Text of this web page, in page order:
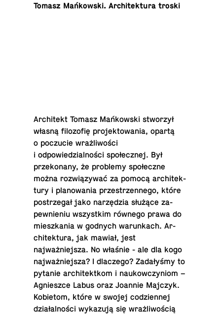
Tomasz Mańkowski. Ar­chitek­tura troski
Ar­chitekt Tomasz Mańkowski stworzył
własną filo­zofię pro­jek­towa­nia, opartą
o poczu­cie wrażliwości
i odpowiedzialności społecznej. Był
przeko­nany, że prob­lemy społeczne
można rozwiązywać za pomocą ar­chitek­
tury i planowa­nia przestrzen­nego, które
postrzegał jako narzędzia służące za­
pewnie­niu wszys­tkim równego prawa do
mieszka­nia w godnych warunk­ach. Ar­
chitek­tura, jak mawiał, jest
najważniejsza. No właśnie - ale dla kogo
najważniejsza? I dlaczego? Zadałyśmy to
pytanie ar­chitek­tkom i naukow­czyniom –
Ag­nieszce Labus oraz Joannie Majczyk.
Ko­bi­etom, które w swojej codzi­en­nej
działalności wykazują się wrażliwością